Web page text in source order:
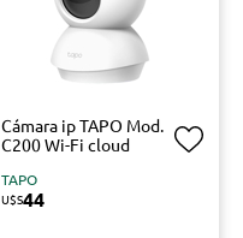
Cámara ip TAPO Mod.
C200 Wi-Fi cloud
TAPO
U$S44